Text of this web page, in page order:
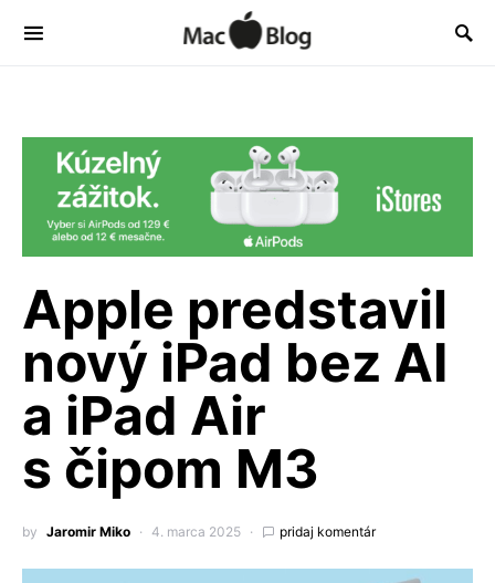
Apple predstavil
nový iPad bez AI
a iPad Air
s čipom M3
by Jaromir Miko 4. marca 2025 pridaj komentár